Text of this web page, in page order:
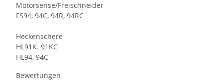
Motorsense/Freischneider
FS94, 94C, 94R, 94RC
Heckenschere
HL91K. 91KC
HL94, 94C
Bewertungen